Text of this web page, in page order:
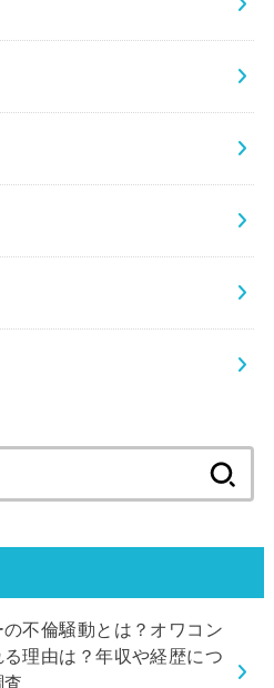
索:
の不倫騒動とは？オワコン
る理由は？年収や経歴につ
査